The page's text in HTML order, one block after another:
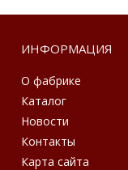
ИНФОРМАЦИЯ
О фабрике
Каталог
Новости
Контакты
Карта сайта